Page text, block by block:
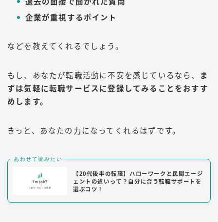
企業が重視するポイント
などを教えてくれるでしょう。
もし、あなたが転職活動に不安を感じているなら、
ま
ずは気軽に転職サービスに登録してみることをおすす
めします。
きっと、あなたの力になってくれるはずです。
あわせて読みたい
【20代後半の転職】ハローワークと民間エージ
ェントの違いって？自分に合う転職サポートを
選ぶコツ！